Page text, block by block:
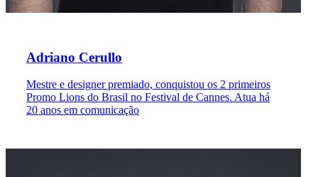
Adriano Cerullo
Mestre e designer premiado, conquistou os 2 primeiros
Promo Lions do Brasil no Festival de Cannes. Atua há
20 anos em comunicação